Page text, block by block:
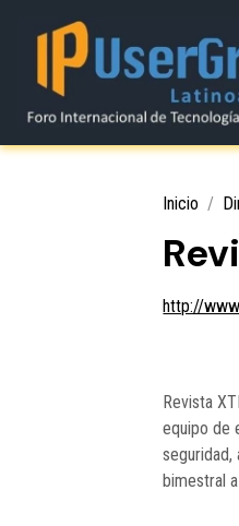
Inicio
http://
Revista
equipo de
bimestral